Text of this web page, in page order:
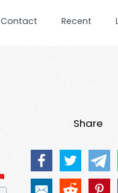
Contact Recent
Share